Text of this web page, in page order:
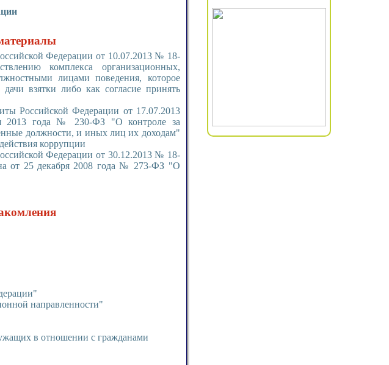
Федерации от 10.07.2013 № 18-
комплекса организационных,
лицами поведения, которое
взятки либо как согласие принять
Российской Федерации от 17.07.2013
2013 года № 230-ФЗ "О контроле за
должности, и иных лиц их доходам"
коррупции
Федерации от 30.12.2013 № 18-
от 25 декабря 2008 года № 273-ФЗ "О
направленности"
в отношении с гражданами